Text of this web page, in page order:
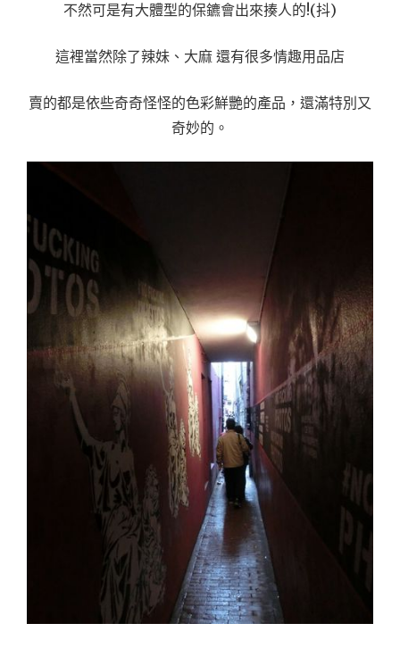
不然可是有大體型的保鑣會出來揍人的!(抖)
這裡當然除了辣妹、大麻 還有很多情趣用品店
賣的都是依些奇奇怪怪的色彩鮮艷的產品，還滿特別又
奇妙的。